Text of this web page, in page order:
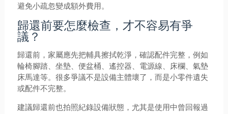
避免小疏忽變成額外費用。
歸還前要怎麼檢查，才不容易有爭
議？
歸還前，家屬應先把輔具擦拭乾淨，確認配件完整，例如
輪椅腳踏、坐墊、便盆桶、遙控器、電源線、床欄、氣墊
床馬達等。很多爭議不是設備主體壞了，而是小零件遺失
或配件不完整。
建議歸還前也拍照紀錄設備狀態，尤其是使用中曾回報過